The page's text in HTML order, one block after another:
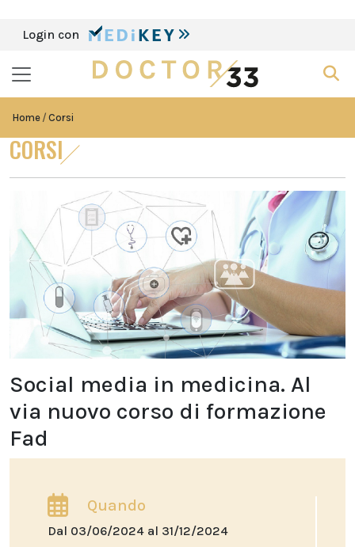
Login con
Home Corsi
CORSI
Social media in medicina. Al
via nuovo corso di formazione
Fad
Quando
Dal 03/06/2024 al 31/12/2024